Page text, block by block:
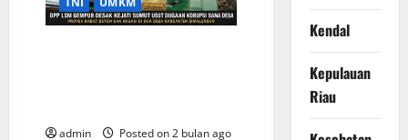
hingga
30
admin
Posted on 2 bulan ago
Kendal
Kepulauan
Riau